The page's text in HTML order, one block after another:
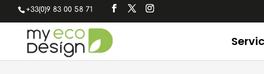
+33(0)9 83 00 58 71